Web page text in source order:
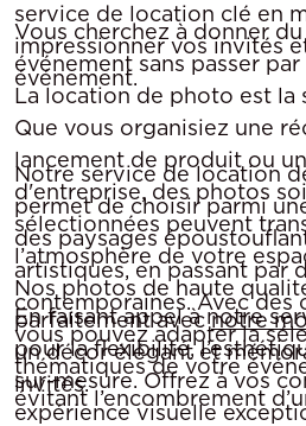
service de location clé en
impressionner vos invités
événement.
Vous cherchez à donner
événement sans passer
La location de photo est la
Que vous organisiez une
lancement de produit ou
d'entreprise, des photos
sélectionnées peuvent
l’atmosphère de votre
Nos photos de haute
parfaitement avecnotre
un décor élégant et
invités.
Notre service de location
permet de choisir parmi
des paysages
artistiques, en passant par
contemporaines. Avec des
vous pouvez adapter la
thématiques de votre
évitant l’encombrement
En faisant appel à notre
pour la flexibilité,
sur-mesure. Offrez à vos
expérience visuelle